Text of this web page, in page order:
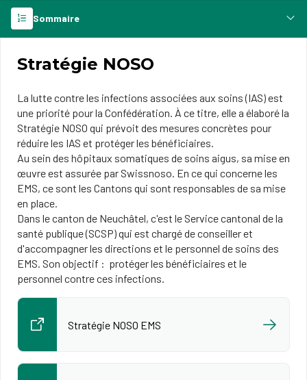
Sommaire
Stratégie NOSO
La lutte contre les infections associées aux soins (IAS) est
une priorité pour la Confédération. À ce titre, elle a élaboré la
Stratégie NOSO qui prévoit des mesures concrètes pour
réduire les IAS et protéger les bénéficiaires.
Au sein des hôpitaux somatiques de soins aigus, sa mise en
œuvre est assurée par Swissnoso. En ce qui concerne les
EMS, ce sont les Cantons qui sont responsables de sa mise
en place.
Dans le canton de Neuchâtel, c'est le Service cantonal de la
santé publique (SCSP) qui est chargé de conseiller et
d'accompagner les directions et le personnel de soins des
EMS. Son objectif : protéger les bénéficiaires et le
personnel contre ces infections.
Stratégie NOSO EMS